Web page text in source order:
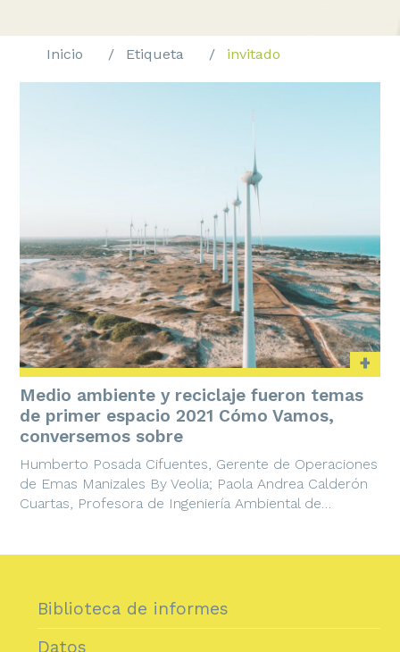
Inicio Etiqueta invitado
+
Medio ambiente y reciclaje fueron temas
de primer espacio 2021 Cómo Vamos,
conversemos sobre
Humberto Posada Cifuentes, Gerente de Operaciones
de Emas Manizales By Veolia; Paola Andrea Calderón
Cuartas, Profesora de Ingeniería Ambiental de…
Biblioteca de informes
Datos